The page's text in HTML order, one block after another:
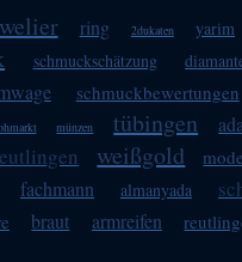
ring 2dukaten yarim
schmuckschätzung
schmuckbewertungen
münzen tübingen
weißgold
fachmann almanyada
braut armreifen